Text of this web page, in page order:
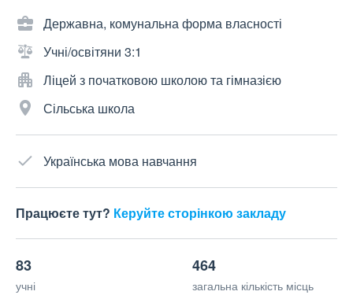
Державна, комунальна форма власності
Учні/освітяни 3:1
Ліцей з початковою школою та гімназією
Сільська школа
Українська мова навчання
Працюєте тут? Керуйте сторінкою закладу
83
учні
464
загальна кількість місць